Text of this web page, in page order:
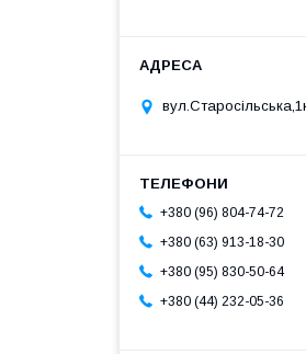
+380 (96) 804-74-72
+380 (63) 913-18-30
+380 (95) 830-50-64
+380 (44) 232-05-36